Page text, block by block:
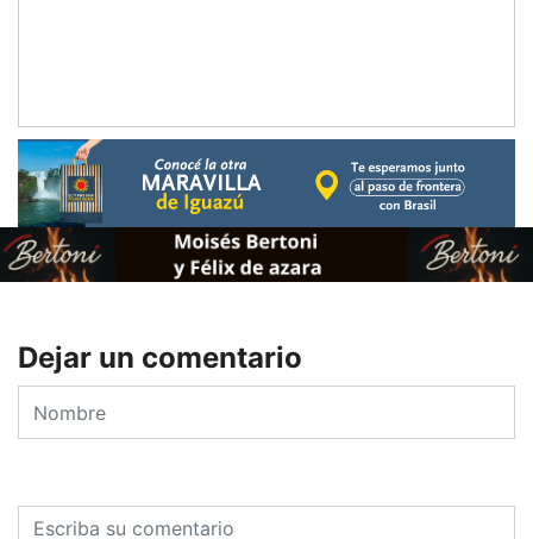
Dejar un comentario